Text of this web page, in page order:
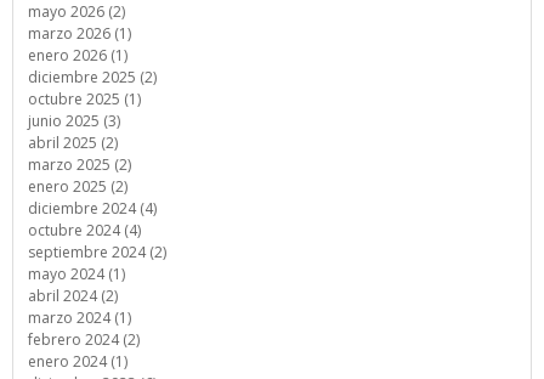
mayo 2026 (2)
marzo 2026 (1)
enero 2026 (1)
diciembre 2025 (2)
octubre 2025 (1)
junio 2025 (3)
abril 2025 (2)
marzo 2025 (2)
enero 2025 (2)
diciembre 2024 (4)
octubre 2024 (4)
septiembre 2024 (2)
mayo 2024 (1)
abril 2024 (2)
marzo 2024 (1)
febrero 2024 (2)
enero 2024 (1)